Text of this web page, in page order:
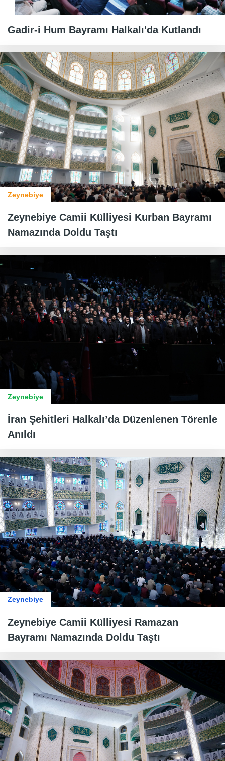
Gadir-i Hum Bayramı Halkalı'da Kutlandı
Zeynebiye
Zeynebiye Camii Külliyesi Kurban Bayramı
Namazında Doldu Taştı
Zeynebiye
İran Şehitleri Halkalı’da Düzenlenen Törenle
Anıldı
Zeynebiye
Zeynebiye Camii Külliyesi Ramazan
Bayramı Namazında Doldu Taştı